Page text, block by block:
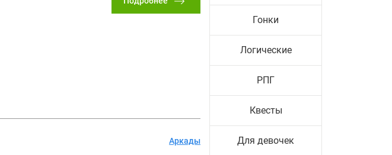
Аркады
Гонки
Логические
РПГ
Квесты
Для девочек